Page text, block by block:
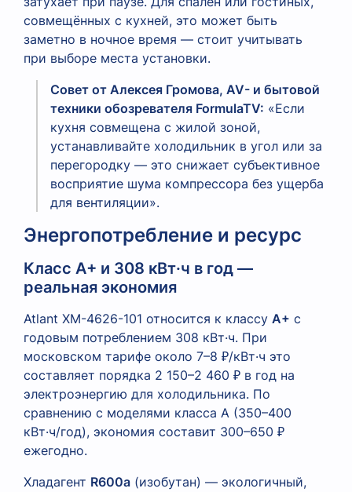
совмещённых с кухней, это может быть
заметно в ночное время — стоит учитывать
при выборе места установки.
Совет от Алексея Громова, AV- и бытовой
техники обозревателя FormulaTV: «Если
кухня совмещена с жилой зоной,
устанавливайте холодильник в угол или за
перегородку — это снижает субъективное
восприятие шума компрессора без ущерба
для вентиляции».
Энергопотребление и ресурс
Класс A+ и 308 кВт·ч в год —
реальная экономия
Atlant XM-4626-101 относится к классу A+ с
годовым потреблением 308 кВт·ч. При
московском тарифе около 7–8 ₽/кВт·ч это
составляет порядка 2 150–2 460 ₽ в год на
электроэнергию для холодильника. По
сравнению с моделями класса A (350–400
кВт·ч/год), экономия составит 300–650 ₽
ежегодно.
Хладагент R600a (изобутан) — экологичный,